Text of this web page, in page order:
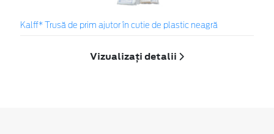
Kalff* Trusă de prim ajutor în cutie de plastic neagră
Vizualizați detalii